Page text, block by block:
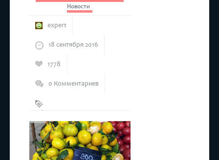
Новости
expert
18 сентября 2016
1778
0 Комментариев
Абхазские
мандарины